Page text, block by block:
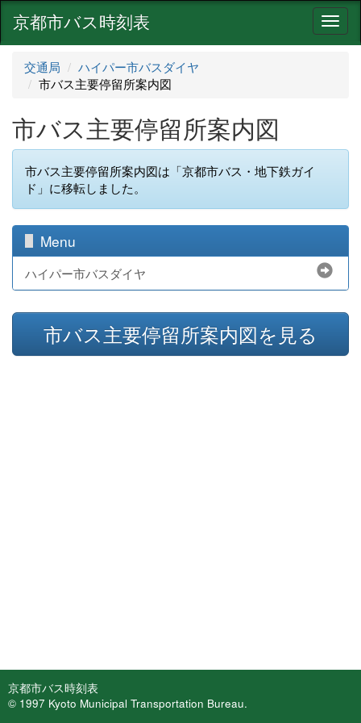
ナ
ビ
京都市バス時刻表
交通局
ハイパー市バスダイヤ
市バス主要停留所案内図
市バス主要停留所案内図
市バス主要停留所案内図は「京都市バス・地下鉄ガイ
ド」に移転しました。
Menu
ハイパー市バスダイヤ
市バス主要停留所案内図を見る
京都市バス時刻表
© 1997 Kyoto Municipal Transportation Bureau.